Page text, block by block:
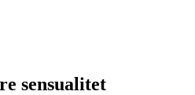
sensualitet